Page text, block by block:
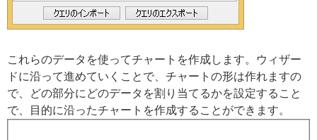
これらのデータを使ってチャートを作成します。ウィザー
ドに沿って進めていくことで、チャートの形は作れますの
で、どの部分にどのデータを割り当てるかを設定すること
で、目的に沿ったチャートを作成することができます。